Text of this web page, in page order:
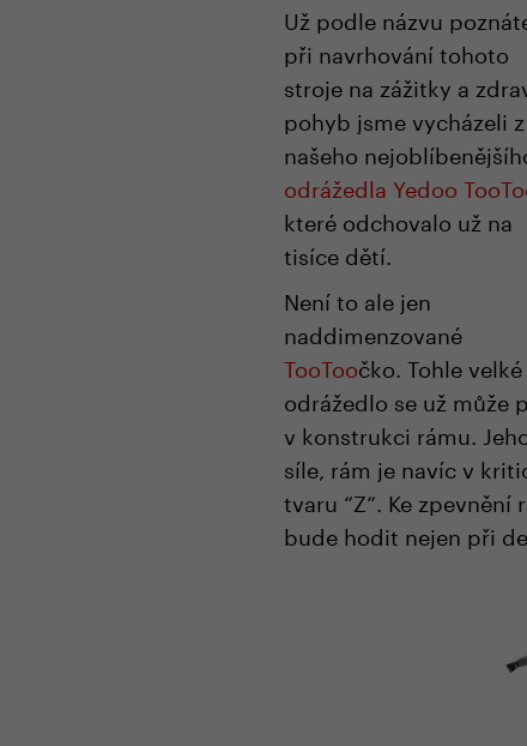
Už podle názvu
při navrhování tohoto
stroje na zážitky a
pohyb jsme vycházeli z
našeho
odrážedla Yedoo
které odchovalo už na
tisíce dětí.
Není to ale jen
naddimenzované
TooToočko. Tohle velké
odrážedlo se už
v konstrukci rámu.
síle, rám je navíc v
tvaru “Z“. Ke
bude hodit nejen při